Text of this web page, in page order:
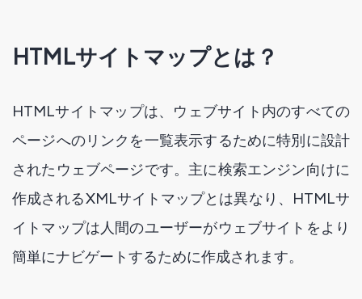
HTMLサイトマップとは？
HTMLサイトマップは、ウェブサイト内のすべての
ページへのリンクを一覧表示するために特別に設計
されたウェブページです。主に検索エンジン向けに
作成されるXMLサイトマップとは異なり、HTMLサ
イトマップは人間のユーザーがウェブサイトをより
簡単にナビゲートするために作成されます。